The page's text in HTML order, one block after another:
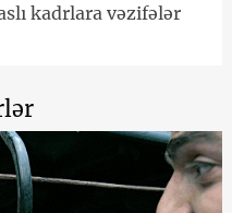
kadrlara vəzifələr